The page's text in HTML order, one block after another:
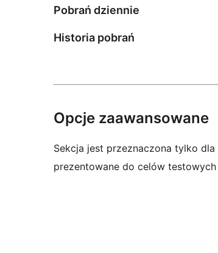
Pobrań dziennie
Historia pobrań
Opcje zaawansowane
Sekcja jest przeznaczona tylko
prezentowane do celów